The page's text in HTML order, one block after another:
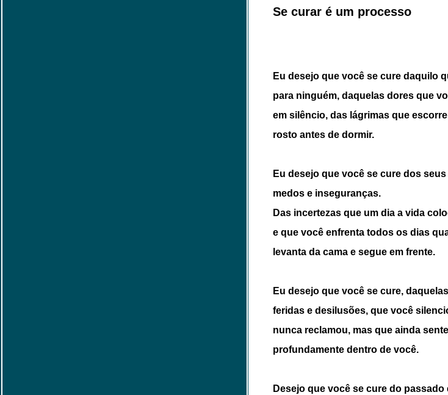
Se curar é um processo
Eu desejo que você se cure daquilo
para ninguém, daquelas dores que
em silêncio, das lágrimas que
rosto antes de dormir.
Eu desejo que você se cure dos
medos e inseguranças.
Das incertezas que um dia a vida
e que você enfrenta todos os dias
levanta da cama e segue em frente.
Eu desejo que você se cure,
feridas e desilusões, que você
nunca reclamou, mas que ainda sente
profundamente dentro de você.
Desejo que você se cure do passado